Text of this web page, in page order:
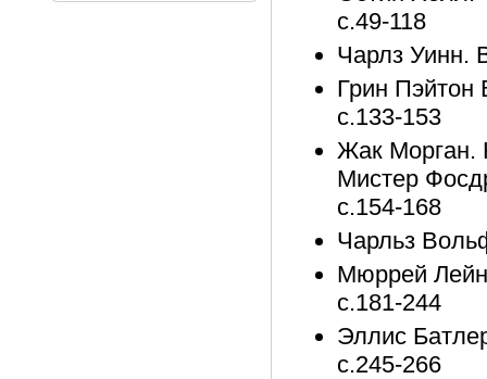
с.49-118
Чарлз Уинн.
Грин Пэйтон
с.133-153
Жак Морган.
Мистер
с.154-168
Чарльз
Мюррей
с.181-244
Эллис
с.245-266